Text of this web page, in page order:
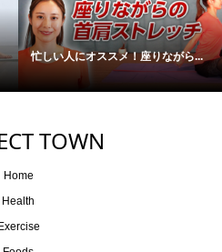
忙しい人にオススメ！座りながら...
TOWN
Home
Health
Exercise